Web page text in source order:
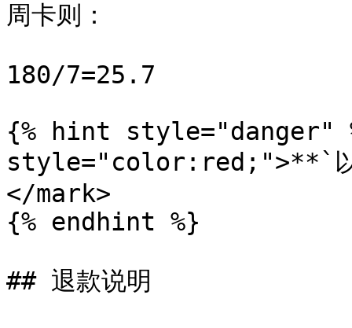
周卡则：
180/7=25.7
{% hint style="danger"
style="color:red;">**`以
</mark>
{% endhint %}
## 退款说明